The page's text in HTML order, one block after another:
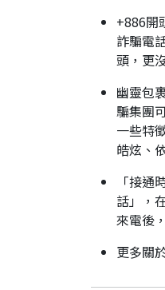
+886開
詐騙電
頭，更
幽靈包
騙集團
一些特
皓炫、
「接
話」，
來電後
更多關